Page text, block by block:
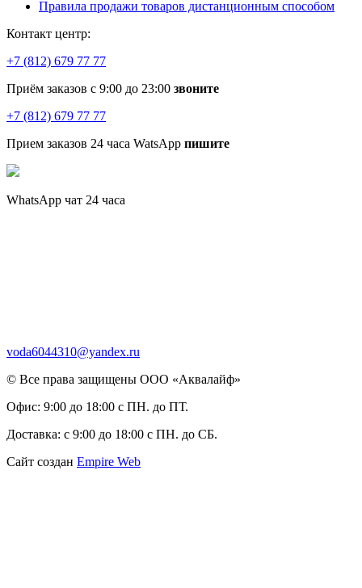
Правила продажи товаров дистанционным способом
Контакт центр:
+7 (812) 679 77 77
Приём заказов с 9:00 до 23:00 звоните
+7 (812) 679 77 77
Прием заказов 24 часа WatsApp пишите
WhatsApp чат 24 часа
voda6044310@yandex.ru
© Все права защищены ООО «Аквалайф»
Офис: 9:00 до 18:00 с ПН. до ПТ.
Доставка: с 9:00 до 18:00 с ПН. до СБ.
Сайт создан Empire Web